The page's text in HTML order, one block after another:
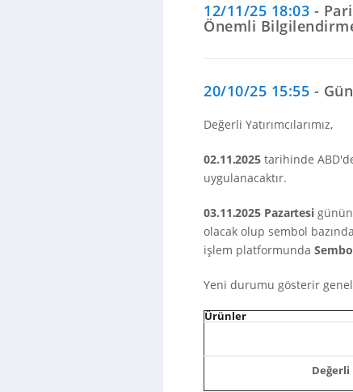
12/11/25 18:03 -
Önemli
20/10/25 15:55 -
Değerli Yatırımcılarımız,
02.11.2025 tarihinde
uygulanacaktır.
03.11.2025 Pazartesi
olacak olup sembol
işlem platformunda
Yeni durumu gösterir
Ürünler
Değerli